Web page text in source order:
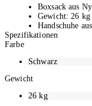
Boxsack aus
Gewicht: 26 kg
Handschuhe
Vorgekrümmte
Spezifikationen
Farbe
Schwarz
Gewicht
26kg